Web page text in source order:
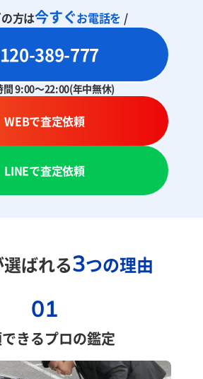
方は今すぐお電話を /
389-777
間 9:00～22:00(年中無休)
WEBで査定依頼
LINEで査定依頼
ばれる3つの理由
01
きるプロの鑑定